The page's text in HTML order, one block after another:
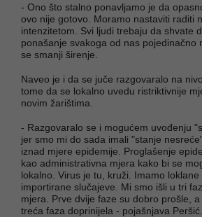
- Ono što stalno ponavljamo je da
ovo nije gotovo. Moramo nastaviti raditi
intenzitetom. Svi ljudi trebaju da shvate
ponašanje svakoga od nas pojedinačno
se smanji širenje.
Naveo je i da se juče razgovaralo na
tome da se lokalno uvedu ristriktivnije
novim žarištima.
- Razgovaralo se i mogućem uvođenju
jer smo mi do sada imali "stanje
iznad mjere epidemije. Proglašenje
kao administrativna mjera kako bi se
lokalno. Virus je tu, kruži. Imamo loklane
importirane slučajeve. Mi smo išli u tri
mjera. Prve dvije faze su dobro prošle,
treća faza doprinijela - pojašnjava Peršić.